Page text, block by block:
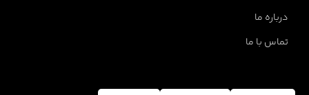
درباره ما
تماس با ما